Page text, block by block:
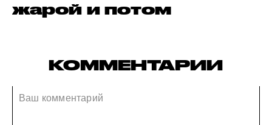
жарой и потом
КОММЕНТАРИИ